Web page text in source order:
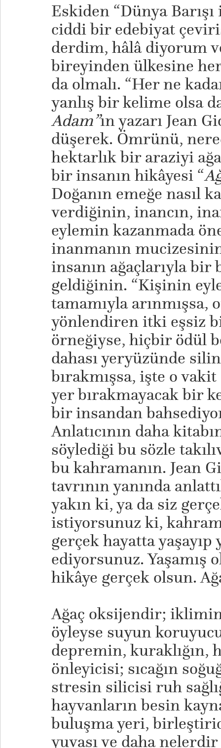
Eskiden “Dünya
ciddi bir edebiyat
derdim, hâlâ diyorum
bireyinden ülkesine
da olmalı. “Her ne
yanlış bir kelime olsa
Adam”ın yazarı Jean
düşerek. Ömrünü,
hektarlık bir araziyi
bir insanın hikâyesi “
Doğanın emeğe nasıl
verdiğinin, inancın,
eylemin kazanmada
inanmanın
insanın ağaçlarıyla bir
geldiğinin. “Kişinin
tamamıyla arınmışsa,
yönlendiren itki eşsiz
örneğiyse, hiçbir ödül
dahası yeryüzünde
bırakmışsa, işte o
yer bırakmayacak bir
bir insandan
Anlatıcının daha
söylediği bu sözle
bu kahramanın. Jean
tavrının yanında
yakın ki, ya da siz
istiyorsunuz ki,
gerçek hayatta yaşayıp
ediyorsunuz.
hikâye gerçek olsun.
Ağaç oksijendir;
öyleyse suyun
depremin,
önleyicisi; sıcağın
stresin silicisi ruh
hayvanların besin
buluşma yeri,
yuvası ve daha